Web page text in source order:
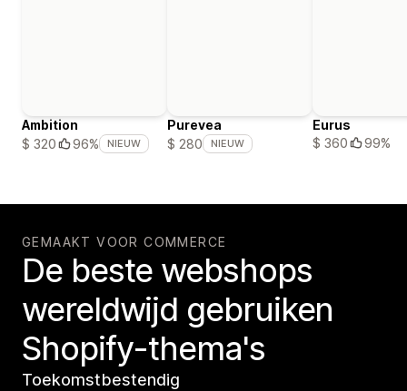
Ambition
$ 320
96% NIEUW
Purevea
$ 280
NIEUW
Eurus
$ 360
99%
GEMAAKT VOOR COMMERCE
De beste webshops
wereldwijd gebruiken
Shopify-thema's
Toekomstbestendig